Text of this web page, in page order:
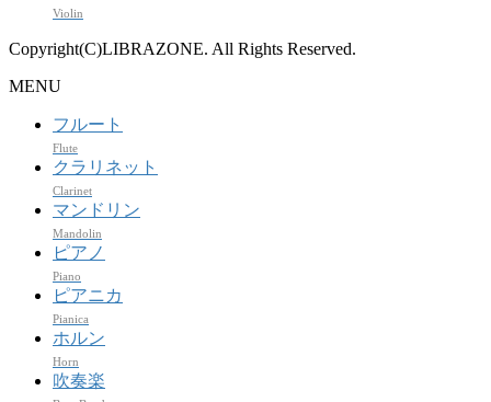
Violin
Copyright(C)LIBRAZONE. All Rights Reserved.
MENU
フルート
Flute
クラリネット
Clarinet
マンドリン
Mandolin
ピアノ
Piano
ピアニカ
Pianica
ホルン
Horn
吹奏楽